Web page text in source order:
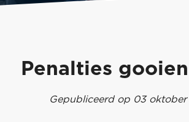
Penalties
Gepubliceerd op 03